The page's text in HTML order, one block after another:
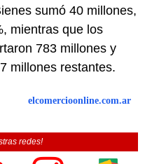
sumó 40 millones,
mientras que los
783 millones y
millones restantes.
elcomercioonline.com.ar
redes!